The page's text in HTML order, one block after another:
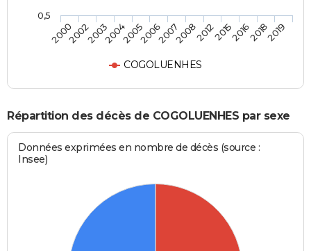
COGOLUENHES
2000200220032004200520062007200820122015201620182019
0,5
Répartition des décès de COGOLUENHES par sexe
Données exprimées en nombre de décès (source :
Insee)